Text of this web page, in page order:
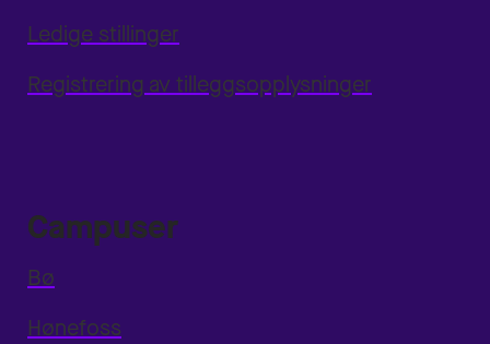
Ledige stillinger
Registrering av tilleggsopplysninger
Campuser
Bø
Hønefoss